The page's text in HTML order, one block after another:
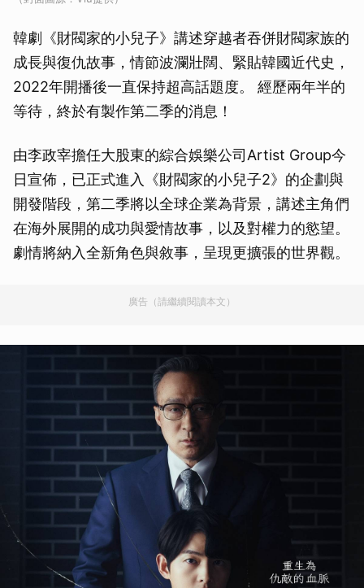
韓劇《財閥家的小兒子》講述穿越者吞併財閥家族的
成長與復仇故事，情節波瀾壯闊、緊貼韓國近代史，
2022年開播後一直保持超高話題度。 經歷兩年半的
等待，終於有製作第二季的消息！
由李政宰擔任大股東的綜合娛樂公司Artist Group今
日宣佈，已正式進入《財閥家的小兒子2》的企劃與
開發階段，第二季將以全球企業為背景，講述主角們
在海外展開的成功與愛情故事，以及對權力的慾望。
劇情將納入全新角色與敘事，呈現更擴張的世界觀。
廣告（請繼續閱讀本文）